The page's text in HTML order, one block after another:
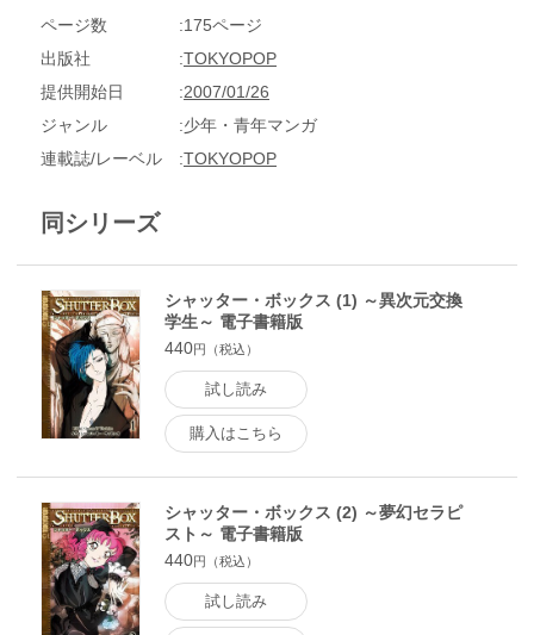
ページ数
175ページ
出版社
TOKYOPOP
提供開始日
2007/01/26
ジャンル
少年・青年マンガ
連載誌/レーベル
TOKYOPOP
同シリーズ
シャッター・ボックス (1) ～異次元交換
学生～ 電子書籍版
440円（税込）
試し読み
購入はこちら
シャッター・ボックス (2) ～夢幻セラピ
スト～ 電子書籍版
440円（税込）
試し読み